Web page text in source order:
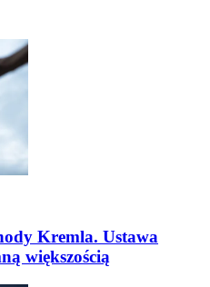
Kremla. Ustawa
większością